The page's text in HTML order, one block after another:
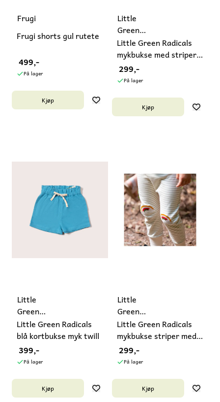
Frugi
Frugi shorts gul rutete
499,-
På lager
Kjøp
Little
Green
Radicals
Little Green Radicals
mykbukse med striper
sau
299,-
På lager
Kjøp
Little
Green
Radicals
Little Green Radicals
blå kortbukse myk twill
399,-
På lager
Kjøp
Little
Green
Radicals
Little Green Radicals
mykbukse striper med
...
299,-
På lager
Kjøp